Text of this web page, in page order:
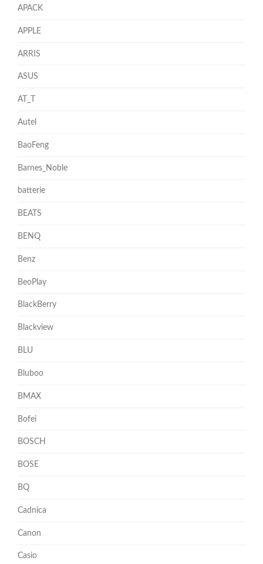
APACK
APPLE
ARRIS
ASUS
AT_T
Autel
BaoFeng
Barnes_Noble
batterie
BEATS
BENQ
Benz
BeoPlay
BlackBerry
Blackview
BLU
Bluboo
BMAX
Bofei
BOSCH
BOSE
BQ
Cadnica
Canon
Casio